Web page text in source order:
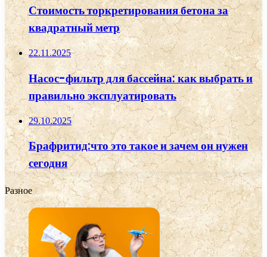
Стоимость торкретирования бетона за
квадратный метр
22.11.2025
Насос-фильтр для бассейна: как выбрать и
правильно эксплуатировать
29.10.2025
Брафритид:что это такое и зачем он нужен
сегодня
Разное